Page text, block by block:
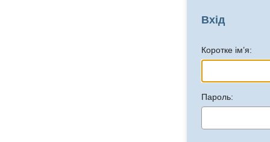
Вхід
Коротке ім’я:
Пароль: